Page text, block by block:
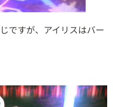
ですが、アイリスはバー